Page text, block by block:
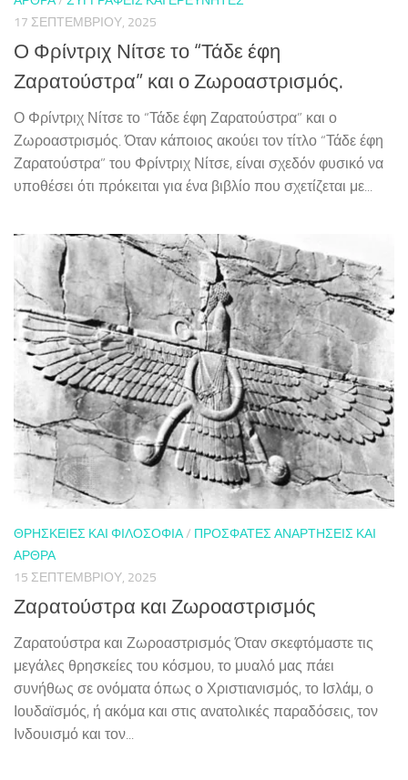
17 ΣΕΠΤΕΜΒΡΊΟΥ, 2025
Ο Φρίντριχ Νίτσε το “Τάδε έφη
Ζαρατούστρα” και ο Ζωροαστρισμός.
Ο Φρίντριχ Νίτσε το “Τάδε έφη Ζαρατούστρα” και ο
Ζωροαστρισμός. Όταν κάποιος ακούει τον τίτλο “Τάδε έφη
Ζαρατούστρα” του Φρίντριχ Νίτσε, είναι σχεδόν φυσικό να
υποθέσει ότι πρόκειται για ένα βιβλίο που σχετίζεται με...
ΘΡΗΣΚΕΊΕΣ ΚΑΙ ΦΙΛΟΣΟΦΊΑ/ ΠΡΌΣΦΑΤΕΣ ΑΝΑΡΤΉΣΕΙΣ ΚΑΙ
ΆΡΘΡΑ
15 ΣΕΠΤΕΜΒΡΊΟΥ, 2025
Ζαρατούστρα και Ζωροαστρισμός
Ζαρατούστρα και Ζωροαστρισμός Όταν σκεφτόμαστε τις
μεγάλες θρησκείες του κόσμου, το μυαλό μας πάει
συνήθως σε ονόματα όπως ο Χριστιανισμός, το Ισλάμ, ο
Ιουδαϊσμός, ή ακόμα και στις ανατολικές παραδόσεις, τον
Ινδουισμό και τον...